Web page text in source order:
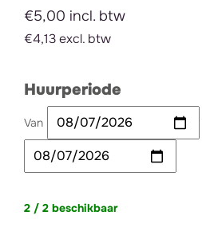
€5,00 incl. btw
€4,13 excl. btw
Huurperiode
Van
2 / 2 beschikbaar